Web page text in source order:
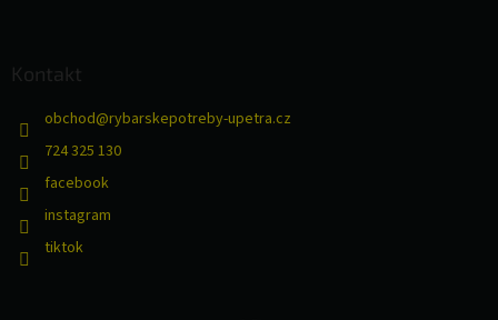
Kontakt
obchod@rybarskepotreby-upetra.cz
724 325 130
facebook
instagram
tiktok